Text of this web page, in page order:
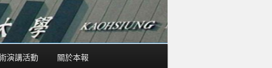
演講活動 關於本報